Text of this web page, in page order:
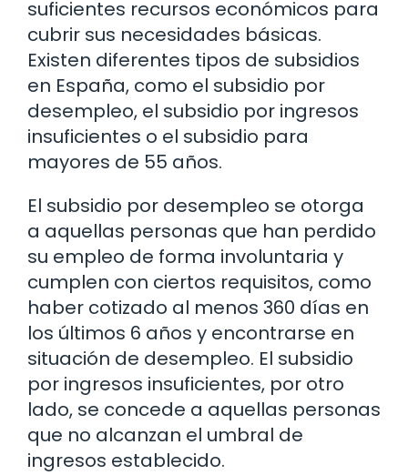
suficientes recursos económicos para
cubrir sus necesidades básicas.
Existen diferentes tipos de subsidios
en España, como el subsidio por
desempleo, el subsidio por ingresos
insuficientes o el subsidio para
mayores de 55 años.
El subsidio por desempleo se otorga
a aquellas personas que han perdido
su empleo de forma involuntaria y
cumplen con ciertos requisitos, como
haber cotizado al menos 360 días en
los últimos 6 años y encontrarse en
situación de desempleo. El subsidio
por ingresos insuficientes, por otro
lado, se concede a aquellas personas
que no alcanzan el umbral de
ingresos establecido.